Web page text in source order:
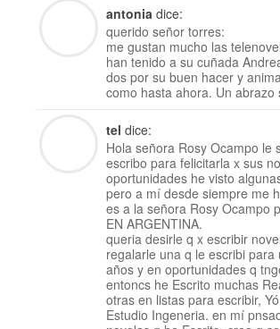
antonia dice:
querido señor torres:
me gustan mucho las
han tenido a su cuñada
dos por su buen hacer y
como hasta ahora. Un abrazo
tel dice:
Hola señora Rosy Ocampo le
escribo para felicitarla x sus
oportunidades he visto
pero a mí desde siempre me
es a la señora Rosy Ocampo
EN ARGENTINA.
queria desirle q x escribir
regalarle una q le escribi
años y en oportunidades q
entoncs he Escrito muchas
otras en listas para escribir,
Estudio Ingeneria. en mí